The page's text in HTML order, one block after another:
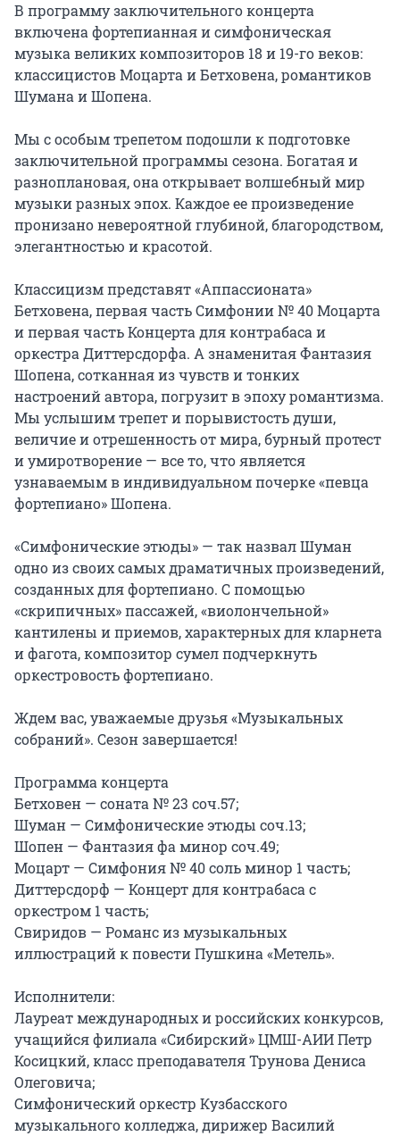
В программу заключительного концерта
включена фортепианная и симфоническая
музыка великих композиторов 18 и 19-го веков:
классицистов Моцарта и Бетховена, романтиков
Шумана и Шопена.
Мы с особым трепетом подошли к подготовке
заключительной программы сезона. Богатая и
разноплановая, она открывает волшебный мир
музыки разных эпох. Каждое ее произведение
пронизано невероятной глубиной, благородством,
элегантностью и красотой.
Классицизм представят «Аппассионата»
Бетховена, первая часть Симфонии № 40 Моцарта
и первая часть Концерта для контрабаса и
оркестра Диттерсдорфа. А знаменитая Фантазия
Шопена, сотканная из чувств и тонких
настроений автора, погрузит в эпоху романтизма.
Мы услышим трепет и порывистость души,
величие и отрешенность от мира, бурный протест
и умиротворение — все то, что является
узнаваемым в индивидуальном почерке «певца
фортепиано» Шопена.
«Симфонические этюды» — так назвал Шуман
одно из своих самых драматичных произведений,
созданных для фортепиано. С помощью
«скрипичных» пассажей, «виолончельной»
кантилены и приемов, характерных для кларнета
и фагота, композитор сумел подчеркнуть
оркестровость фортепиано.
Ждем вас, уважаемые друзья «Музыкальных
собраний». Сезон завершается!
Программа концерта
Бетховен — соната № 23 соч.57;
Шуман — Симфонические этюды соч.13;
Шопен — Фантазия фа минор соч.49;
Моцарт — Симфония № 40 соль минор 1 часть;
Диттерсдорф — Концерт для контрабаса с
оркестром 1 часть;
Свиридов — Романс из музыкальных
иллюстраций к повести Пушкина «Метель».
Исполнители:
Лауреат международных и российских конкурсов,
учащийся филиала «Сибирский» ЦМШ-АИИ Петр
Косицкий, класс преподавателя Трунова Дениса
Олеговича;
Симфонический оркестр Кузбасского
музыкального колледжа, дирижер Василий